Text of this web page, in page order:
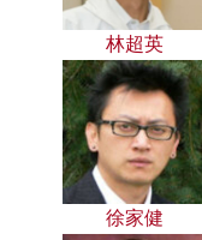
林超英
徐家健